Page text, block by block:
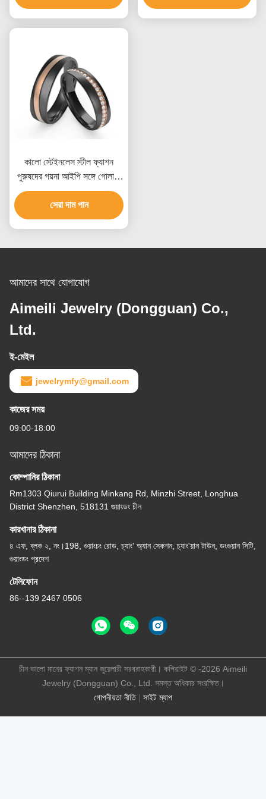
কালো স্টেইনলেস স্টীল ফ্যাশন
পুরুষদের গয়না আইপি সঙ্গে গোলাপী
স্বর্ণের সেট পুরো সারি Zircon রিং
সেরা দাম পান
আমাদের সাথে যোগাযোগ
Aimeili Jewelry (Dongguan) Co.,
Ltd.
ই-মেইল
jewelrymfy@gmail.com
কাজের সময়
09:00-18:00
আমাদের ঠিকানা
কোম্পানির ঠিকানা
Rm1303 Qiurui Building Minkang Rd, Minzhi Street, Longhua
District Shenzhen, 518131 গুয়াংডং চীন
কারখানার ঠিকানা
৪ এফ, ব্লক ২, নং।198, গুয়াংচং রোড, চ্যাং' অ্যান সেকশন, চ্যাং'য়ান টাউন, ডংগুয়ান সিটি,
গুয়াংডং প্রদেশ
টেলিফোন
86--139 2467 0506
গোপনীয়তা নীতি| সাইট ম্যাপ
চীন ভালো মানের ফ্যাশন ম্যান জুয়েলারী সরবরাহকারী। কপিরাইট © -2026 Aimeili
Jewelry (Dongguan) Co., Ltd. সমস্ত অধিকার সংরক্ষিত।